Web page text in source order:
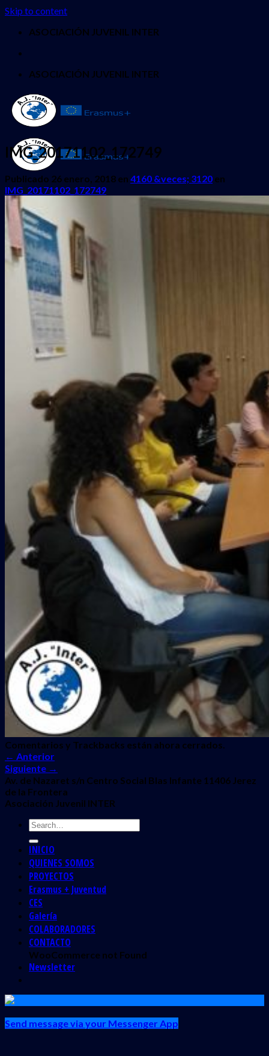
Skip to content
ASOCIACIÓN JUVENIL INTER
ASOCIACIÓN JUVENIL INTER
INICIO
QUIENES SOMOS
PROYECTOS
Erasmus + Juventud
CES
Galería
COLABORADORES
IMG_20171102_172749
Publicado 26 enero, 2018 en 4160 &veces; 3120 en
IMG_20171102_172749
Comentarios y Trackbacks están ahora cerrados.
← Anterior
Siguiente →
Av. de Nazaret s/n Centro Social Blas Infante 11406 Jerez
de la Frontera
Asociación Juvenil INTER
INICIO
QUIENES SOMOS
PROYECTOS
Erasmus + Juventud
CES
Galería
COLABORADORES
CONTACTO
WooCommerce not Found
Newsletter
Send message via your Messenger App